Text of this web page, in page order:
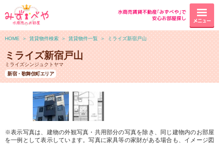
水商売賃貸不動産｢みずべや｣で
安心お部屋探し
メニュー
HOME ＞ 賃貸物件検索 ＞ 賃貸物件一覧 ＞ ミライズ新宿戸山
ミライズ新宿戸山
ミライズシンジュクトヤマ
新宿・歌舞伎町エリア
※表示写真は、建物の外観写真・共用部分の写真を除き、同じ建物内のお部屋
を一例として表示しています。写真に家具等の家財がある場合も、イメージ図